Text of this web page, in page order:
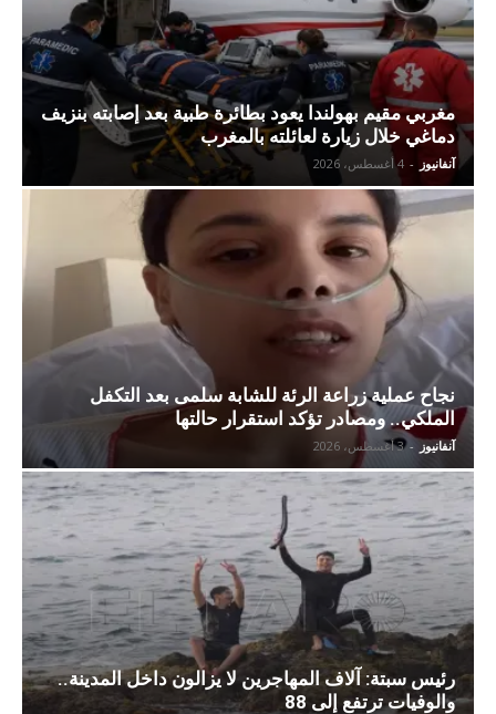
مغربي مقيم بهولندا يعود بطائرة طبية بعد إصابته بنزيف
دماغي خلال زيارة لعائلته بالمغرب
آنفانيوز - 4 أغسطس، 2026
نجاح عملية زراعة الرئة للشابة سلمى بعد التكفل
الملكي.. ومصادر تؤكد استقرار حالتها
آنفانيوز - 3 أغسطس، 2026
رئيس سبتة: آلاف المهاجرين لا يزالون داخل المدينة..
والوفيات ترتفع إلى 88